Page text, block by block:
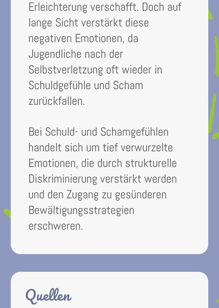
Erleichterung verschafft. Doch auf
lange Sicht verstärkt diese
negativen Emotionen, da
Jugendliche nach der
Selbstverletzung oft wieder in
Schuldgefühle und Scham
zurückfallen.
Bei Schuld- und Schamgefühlen
handelt sich um tief verwurzelte
Emotionen, die durch strukturelle
Diskriminierung verstärkt werden
und den Zugang zu gesünderen
Bewältigungsstrategien
erschweren.
Quellen